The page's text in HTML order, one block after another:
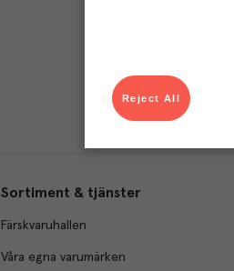
Sortiment & tjänster
Färskvaruhallen
Våra egna varumärken
Reject All